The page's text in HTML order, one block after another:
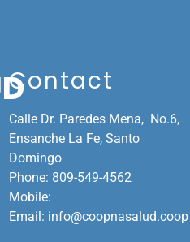
Contact
Calle Dr. Paredes Mena, No.6,
Ensanche La Fe, Santo
Domingo
Phone: 809-549-4562
Mobile:
Email: info@coopnasalud.coop